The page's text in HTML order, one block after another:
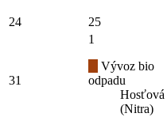
24 25
31
1
Vývoz bio
odpadu
Hosťová
(Nitra)